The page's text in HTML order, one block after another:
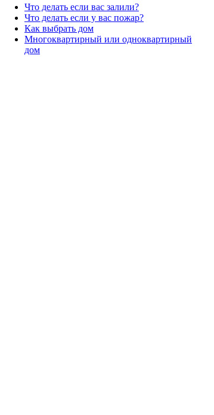
Что делать если вас залили?
Что делать если у вас пожар?
Как выбрать дом
Многоквартирный или одноквартирный
дом